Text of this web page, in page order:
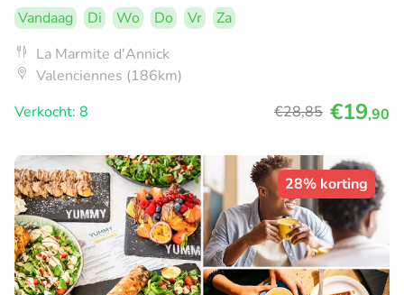
Vandaag Di Wo Do Vr
Za
La Marmite d'Annick
Valenciennes (186km)
Verkocht: 8
€28,85 €19,90
28% korting